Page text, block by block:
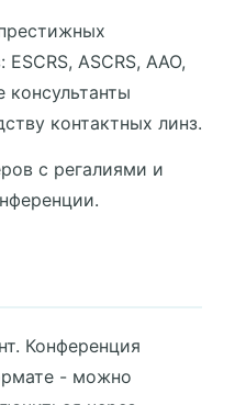
ASCRS, AAO,
консультанты
контактных линз.
с регалиями и
Конференция
- можно